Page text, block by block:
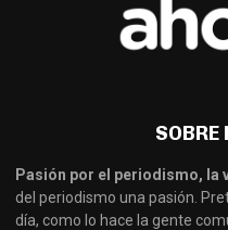
SOBRE
Pasión por el periodismo, la
del periodismo una pasión.
día, como lo hace la gente